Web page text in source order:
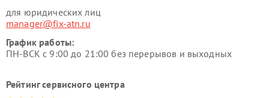
для юридических лиц
manager@fix-atn.ru
График работы:
ПН-ВСК с 9:00 до 21:00 без перерывов и выходных
Рейтинг сервисного центра